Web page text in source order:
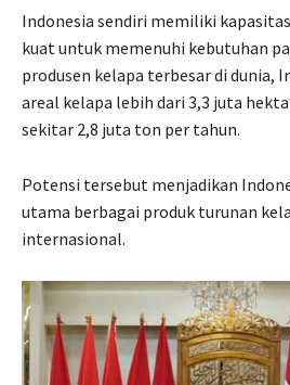
Indonesia sendiri memiliki
kuat untuk memenuhi kebutuhan
produsen kelapa terbesar di dunia,
areal kelapa lebih dari 3,3 juta
sekitar 2,8 juta ton per tahun.
Potensi tersebut menjadikan
utama berbagai produk turunan
internasional.